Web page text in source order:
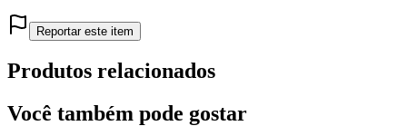
Reportar este item
Produtos relacionados
Você também pode gostar